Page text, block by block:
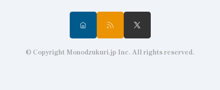
© Copyright Monodzukuri.jp Inc. All rights reserved.